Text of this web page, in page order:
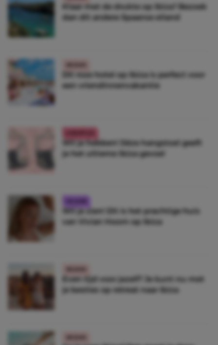
Klaar met de drukte op Ibiza? Bezoek
dan dít andere Spaanse eiland
Dit roze hotel op Ibiza is perfect voor
een vriendinnenvakantie
Wil je hebben! Déze hangstoel geeft
je het ultieme Ibiza gevoel
Wil je zien! Dit is het prachtige huis
van Vivian Hoorn op Ibiza
Even tijd voor jezelf? Je kunt nu met
je besties op retreat naar Ibiza